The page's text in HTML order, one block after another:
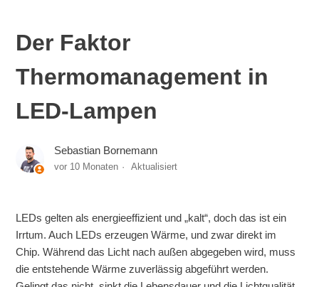
Der Faktor
Thermomanagement in
LED-Lampen
Sebastian Bornemann
vor 10 Monaten Aktualisiert
LEDs gelten als energieeffizient und „kalt“, doch das ist ein
Irrtum. Auch LEDs erzeugen Wärme, und zwar direkt im
Chip. Während das Licht nach außen abgegeben wird, muss
die entstehende Wärme zuverlässig abgeführt werden.